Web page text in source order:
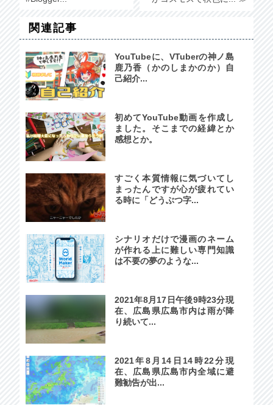
関連記事
YouTubeに、VTuberの神ノ島
鹿乃香（かのしまかのか）自
己紹介...
初めてYouTube動画を作成し
ました。そこまでの経緯とか
感想とか。
すごく本質情報に気づいてし
まったんですが心が疲れてい
る時に「どうぶつ字...
シナリオだけで漫画のネーム
が作れる上に難しい専門知識
は不要の夢のような...
2021年8月17日午後9時23分現
在、広島県広島市内は雨が降
り続いて...
2021年8月14日14時22分現
在、広島県広島市内全域に避
難勧告が出...